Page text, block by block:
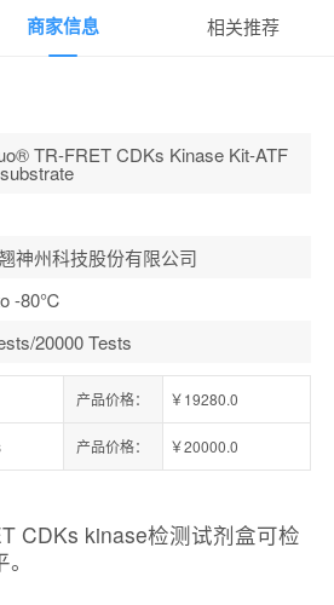
商家信息 相关推荐
TR-FRET CDKs Kinase Kit-ATF
神州科技股份有限公司
-80℃
20000 Tests
产品价格： ￥19280.0
产品价格： ￥20000.0
CDKs kinase检测试剂盒可检